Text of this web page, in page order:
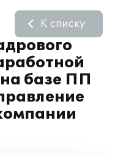
базе ПП
К списку